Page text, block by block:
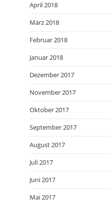
April 2018
März 2018
Februar 2018
Januar 2018
Dezember 2017
November 2017
Oktober 2017
September 2017
August 2017
Juli 2017
Juni 2017
Mai 2017